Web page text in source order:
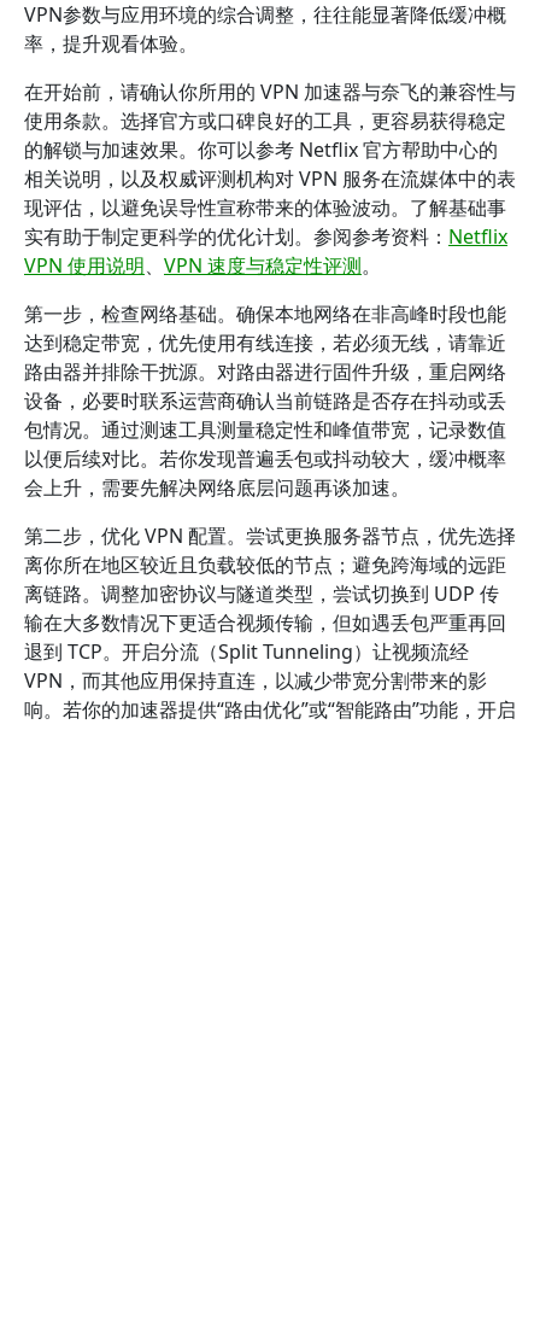
VPN参数与应用环境的综合调整，往往能显著降低缓冲概
率，提升观看体验。
在开始前，请确认你所用的 VPN 加速器与奈飞的兼容性与
使用条款。选择官方或口碑良好的工具，更容易获得稳定
的解锁与加速效果。你可以参考 Netflix 官方帮助中心的
相关说明，以及权威评测机构对 VPN 服务在流媒体中的表
现评估，以避免误导性宣称带来的体验波动。了解基础事
实有助于制定更科学的优化计划。参阅参考资料： Netflix
VPN 使用说明、 VPN 速度与稳定性评测。
第一步，检查网络基础。确保本地网络在非高峰时段也能
达到稳定带宽，优先使用有线连接，若必须无线，请靠近
路由器并排除干扰源。对路由器进行固件升级，重启网络
设备，必要时联系运营商确认当前链路是否存在抖动或丢
包情况。通过测速工具测量稳定性和峰值带宽，记录数值
以便后续对比。若你发现普遍丢包或抖动较大，缓冲概率
会上升，需要先解决网络底层问题再谈加速。
第二步，优化 VPN 配置。尝试更换服务器节点，优先选择
离你所在地区较近且负载较低的节点；避免跨海域的远距
离链路。调整加密协议与隧道类型，尝试切换到 UDP 传
输在大多数情况下更适合视频传输，但如遇丢包严重再回
退到 TCP。开启分流（Split Tunneling）让视频流经
VPN，而其他应用保持直连，以减少带宽分割带来的影
响。若你的加速器提供“路由优化”或“智能路由”功能，开启